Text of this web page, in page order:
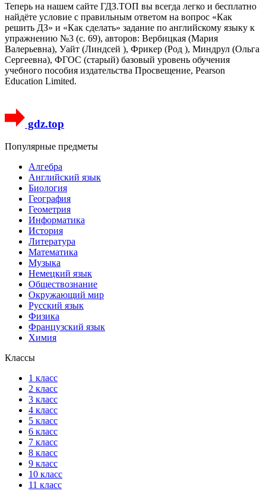
Теперь на нашем сайте ГДЗ.ТОП вы всегда легко и бесплатно
найдёте условие с правильным ответом на вопрос «Как
решить ДЗ» и «Как сделать» задание по английскому языку к
упражнению №3 (с. 69), авторов: Вербицкая (Мария
Валерьевна), Уайт (Линдсей ), Фрикер (Род ), Миндрул (Ольга
Сергеевна), ФГОС (старый) базовый уровень обучения
учебного пособия издательства Просвещение, Pearson
Education Limited.
gdz.top
Популярные предметы
Алгебра
Английский язык
Биология
География
Геометрия
Информатика
История
Литература
Математика
Музыка
Немецкий язык
Обществознание
Окружающий мир
Русский язык
Физика
Французский язык
Химия
Классы
1 класс
2 класс
3 класс
4 класс
5 класс
6 класс
7 класс
8 класс
9 класс
10 класс
11 класс